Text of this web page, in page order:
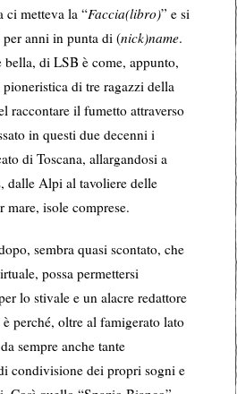
ci metteva la “Faccia(libro)” e si
anni in punta di (nick)name.
bella, di LSB è come, appunto,
di tre ragazzi della
raccontare il fumetto attraverso
in questi due decenni i
di Toscana, allargandosi a
dalle Alpi al tavoliere delle
mare, isole comprese.
sembra quasi scontato, che
possa permettersi
lo stivale e un alacre redattore
perché, oltre al famigerato lato
sempre anche tante
condivisione dei propri sogni e